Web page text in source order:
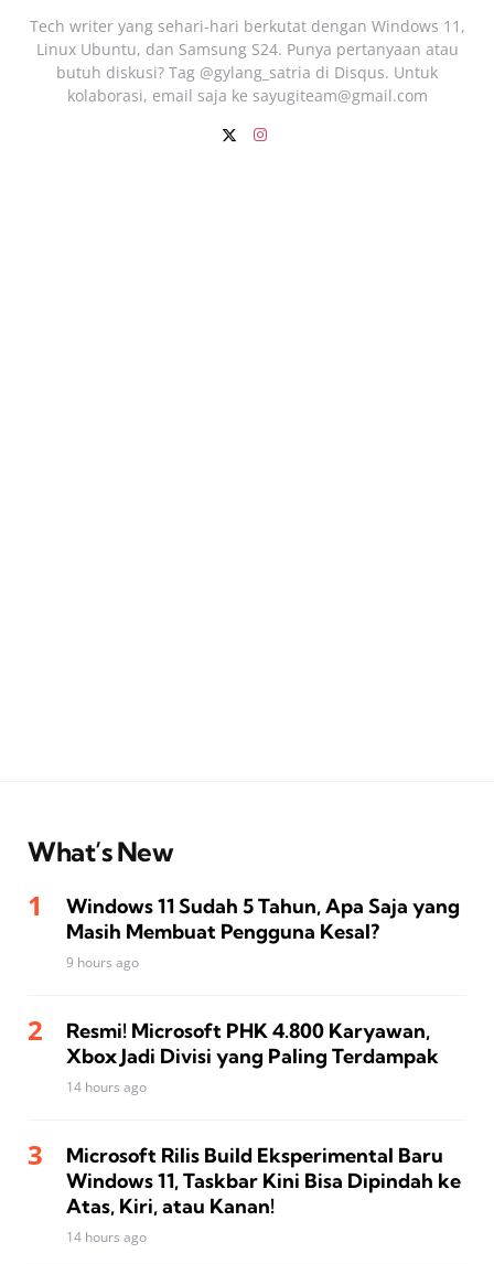
Tech writer yang sehari‑hari berkutat dengan Windows 11,
Linux Ubuntu, dan Samsung S24. Punya pertanyaan atau
butuh diskusi? Tag @gylang_satria di Disqus. Untuk
kolaborasi, email saja ke sayugiteam@gmail.com
What’s New
Windows 11 Sudah 5 Tahun, Apa Saja yang
Masih Membuat Pengguna Kesal?
9 hours ago
Resmi! Microsoft PHK 4.800 Karyawan,
Xbox Jadi Divisi yang Paling Terdampak
14 hours ago
Microsoft Rilis Build Eksperimental Baru
Windows 11, Taskbar Kini Bisa Dipindah ke
Atas, Kiri, atau Kanan!
14 hours ago